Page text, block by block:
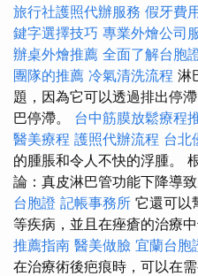
旅行社護照代辦服務 假牙費
鍵字選擇技巧 專業外燴公司
辦桌外燴推薦 全面了解台胞
團隊的推薦 冷氣清洗流程 淋
題，因為它可以透過排出停
巴停滯。 台中筋膜放鬆療程
醫美療程 護照代辦流程 台北
的腫脹和令人不快的浮腫。
論：真皮淋巴管功能下降導
台胞證 記帳事務所 它還可以
等疾病，並且在痤瘡的治療
推薦指南 醫美做臉 宜蘭台胞
在治療術後疤痕時，可以在